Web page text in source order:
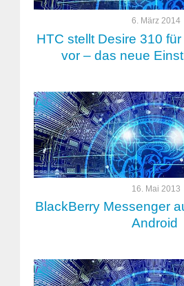
6. März 2014
HTC stellt Desire 310
vor – das neue
16. Mai 2013
BlackBerry Messenger
Android